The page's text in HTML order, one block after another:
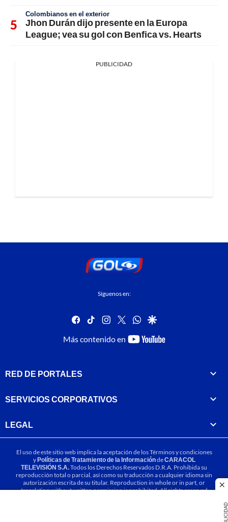
Colombianos en el exterior
Jhon Durán dijo presente en la Europa
League; vea su gol con Benfica vs. Hearts
PUBLICIDAD
Síguenos en:
facebook
tiktok instagram
twitterwhatsapp
google
Más contenido en
youtube-
RED DE PORTALES
SERVICIOS CORPORATIVOS
LEGAL
El uso de este sitio web implica la aceptación de losTérminos y condiciones
yPolíticas de Tratamiento de la InformacióndeCARACOL
TELEVISIÓN S.A.Todos los Derechos Reservados D.R.A. Prohibida su
reproducción total o parcial, así como su traducción a cualquier idioma sin
autorización escrita de su titular. Reproduction in whole or in part, or
translation without written permission is prohibited. All rights reserved